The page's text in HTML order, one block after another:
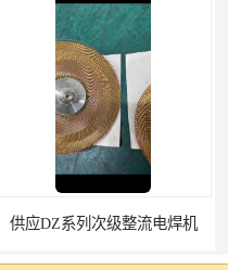
供应DZ系列次级整流电焊机